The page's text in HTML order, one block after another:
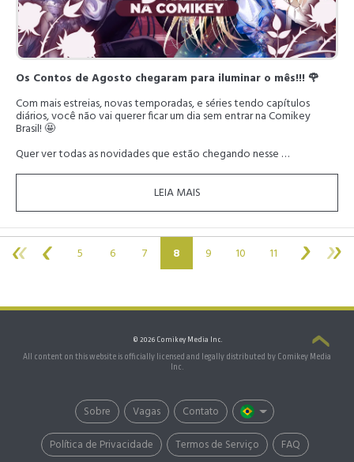
Os Contos de Agosto chegaram para iluminar o mês!!! 🌹
Com mais estreias, novas temporadas, e séries tendo capítulos
diários, você não vai querer ficar um dia sem entrar na Comikey
Brasil! 🤩
Quer ver todas as novidades que estão chegando nesse …
LEIA MAIS
5 6 7 8 (current)
9 10 11
© 2026 Comikey Media Inc.
All content on this website is officially licensed and legally distributed by Comikey Media
Inc.
Sobre
Vagas
Política de Privacidade
Termos de Serviço FAQ
Contato